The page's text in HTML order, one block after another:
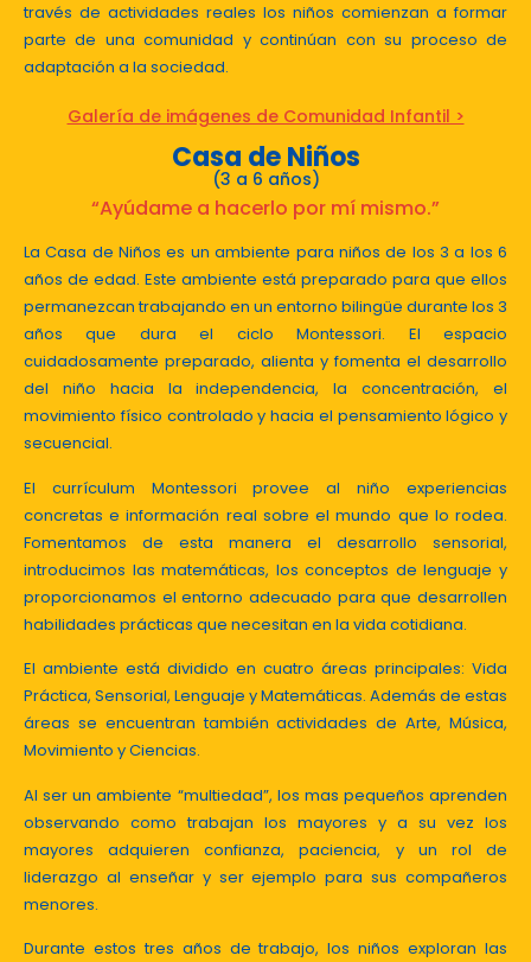
través de actividades reales los niños comienzan a formar
parte de una comunidad y continúan con su proceso de
adaptación a la sociedad.
Galería de imágenes de Comunidad Infantil >
Casa de Niños
(3 a 6 años)
“Ayúdame a hacerlo por mí mismo.”
La Casa de Niños es un ambiente para niños de los 3 a los 6
años de edad. Este ambiente está preparado para que ellos
permanezcan trabajando en un entorno bilingüe durante los 3
años que dura el ciclo Montessori. El espacio
cuidadosamente preparado, alienta y fomenta el desarrollo
del niño hacia la independencia, la concentración, el
movimiento físico controlado y hacia el pensamiento lógico y
secuencial.
El currículum Montessori provee al niño experiencias
concretas e información real sobre el mundo que lo rodea.
Fomentamos de esta manera el desarrollo sensorial,
introducimos las matemáticas, los conceptos de lenguaje y
proporcionamos el entorno adecuado para que desarrollen
habilidades prácticas que necesitan en la vida cotidiana.
El ambiente está dividido en cuatro áreas principales: Vida
Práctica, Sensorial, Lenguaje y Matemáticas. Además de estas
áreas se encuentran también actividades de Arte, Música,
Movimiento y Ciencias.
Al ser un ambiente “multiedad”, los mas pequeños aprenden
observando como trabajan los mayores y a su vez los
mayores adquieren confianza, paciencia, y un rol de
liderazgo al enseñar y ser ejemplo para sus compañeros
menores.
Durante estos tres años de trabajo, los niños exploran las